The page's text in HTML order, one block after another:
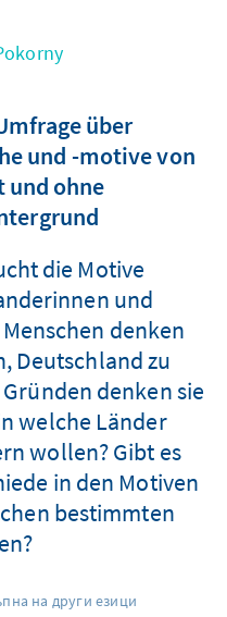
über
und -motive von
und ohne
die Motive
und
denken
Deutschland zu
denken sie
welche Länder
wollen? Gibt es
in den Motiven
bestimmten
на други езици